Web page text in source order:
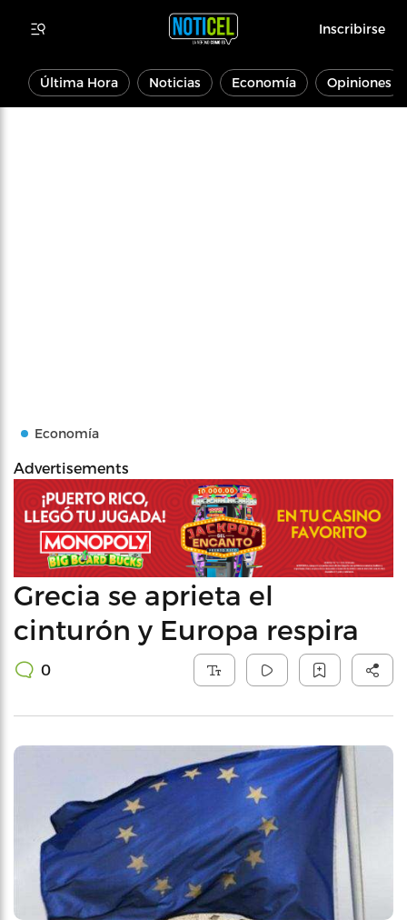
Inscribirse
Última Hora Noticias Economía Opiniones
Economía
Advertisements
Grecia se aprieta el
cinturón y Europa respira
0